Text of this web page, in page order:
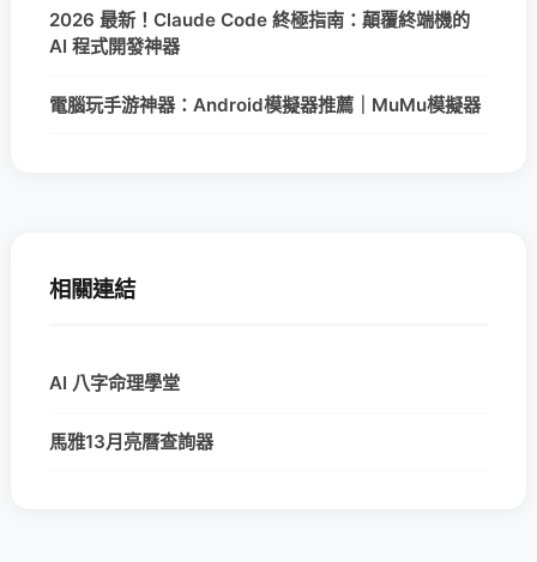
2026 最新！Claude Code 終極指南：顛覆終端機的
AI 程式開發神器
電腦玩手游神器：Android模擬器推薦｜MuMu模擬器
相關連結
AI 八字命理學堂
馬雅13月亮曆查詢器